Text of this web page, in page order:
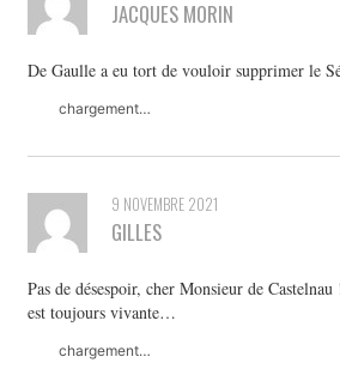
JACQUES MORIN
De Gaulle a eu tort de vouloir supprimer le
chargement…
9 NOVEMBRE 2021
GILLES
Pas de désespoir, cher Monsieur de
est toujours vivante…
chargement…